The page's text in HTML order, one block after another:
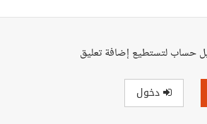
حساب لتستطيع إضافة تعليق
دخول